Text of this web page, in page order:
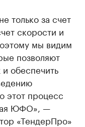
только за счет
скорости и
мы видим
позволяют
обеспечить
этот процесс
ЮФО», —
«ТендерПро»